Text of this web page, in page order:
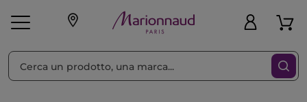
Ordina per Filtra